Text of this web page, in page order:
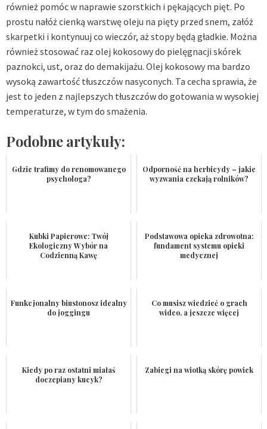
również pomóc w naprawie szorstkich i pękających pięt. Po
prostu nałóż cienką warstwę oleju na pięty przed snem, załóż
skarpetki i kontynuuj co wieczór, aż stopy będą gładkie. Można
również stosować raz olej kokosowy do pielęgnacji skórek
paznokci, ust, oraz do demakijażu. Olej kokosowy ma bardzo
wysoką zawartość tłuszczów nasyconych. Ta cecha sprawia, że
jest to jeden z najlepszych tłuszczów do gotowania w wysokiej
temperaturze, w tym do smażenia.
Podobne artykuły:
Gdzie trafimy do renomowanego
psychologa?
Odporność na herbicydy – jakie
wyzwania czekają rolników?
Kubki Papierowe: Twój
Ekologiczny Wybór na
Codzienną Kawę
Podstawowa opieka zdrowotna:
fundament systemu opieki
medycznej
Funkcjonalny biustonosz idealny
do joggingu
Co musisz wiedzieć o grach
wideo, a jeszcze więcej
Kiedy po raz ostatni miałaś
doczepiany kucyk?
Zabiegi na wiotką skórę powiek